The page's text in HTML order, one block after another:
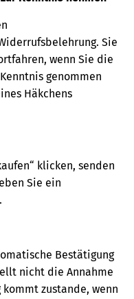
Sie
wenn Sie die
genommen
Häkchens
klicken, senden
Sie ein
Bestätigung
nicht die Annahme
kommt zustande, wenn